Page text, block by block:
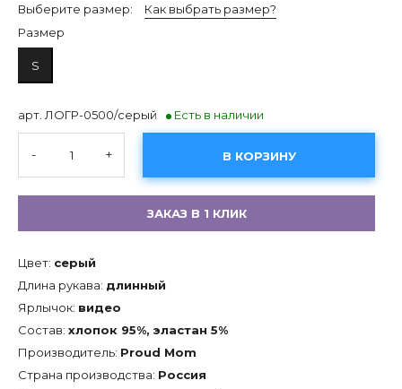
Выберите размер:
Как выбрать размер?
Размер
S
арт. ЛОГР-0500/серый Есть в наличии
- + В КОРЗИНУ
ЗАКАЗ В 1 КЛИК
Цвет: серый
Длина рукава: длинный
Ярлычок: видео
Состав: хлопок 95%, эластан 5%
Производитель: Proud Mom
Страна производства: Россия